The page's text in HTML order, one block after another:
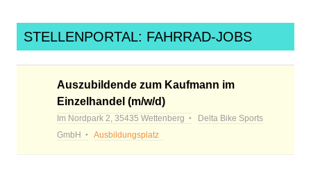
STELLENPORTAL: FAHRRAD-JOBS
Auszubildende zum Kaufmann im
Einzelhandel (m/w/d)
Im Nordpark 2, 35435 Wettenberg
Delta Bike Sports
GmbH
Ausbildungsplatz